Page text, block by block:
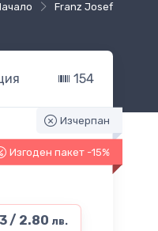
Franz Josef
154
Изчерпан
Изгоден пакет -15%
/ 2.80 лв.